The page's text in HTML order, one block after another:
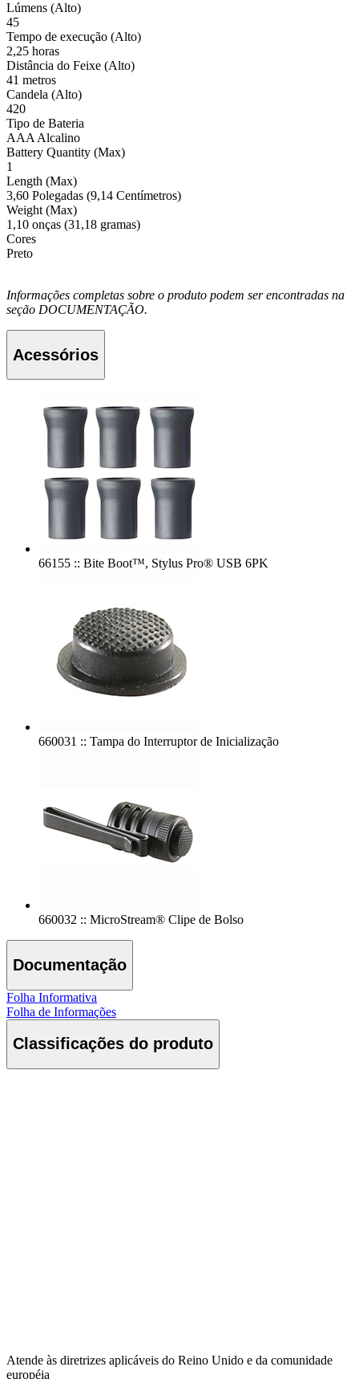
Lúmens (Alto)
45
Tempo de execução (Alto)
2,25 horas
Distância do Feixe (Alto)
41 metros
Candela (Alto)
420
Tipo de Bateria
AAA Alcalino
Battery Quantity (Max)
1
Length (Max)
3,60 Polegadas (9,14 Centímetros)
Weight (Max)
1,10 onças (31,18 gramas)
Cores
Preto
Informações completas sobre o produto podem ser encontradas na
seção DOCUMENTAÇÃO.
Acessórios
66155 :: Bite Boot™, Stylus Pro® USB 6PK
660031 :: Tampa do Interruptor de Inicialização
660032 :: MicroStream® Clipe de Bolso
Documentação
Folha Informativa
Folha de Informações
Classificações do produto
Atende às diretrizes aplicáveis do Reino Unido e da comunidade
européia